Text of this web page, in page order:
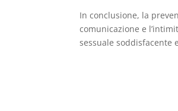
In conclusione, la
comunicazione e
sessuale soddisfacente